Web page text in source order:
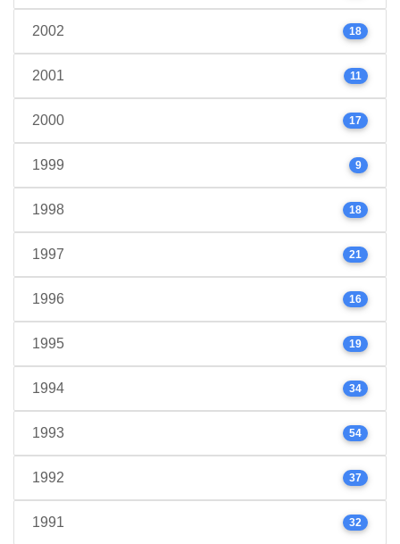
2002 18
2001 11
2000 17
1999 9
1998 18
1997 21
1996 16
1995 19
1994 34
1993 54
1992 37
1991 32